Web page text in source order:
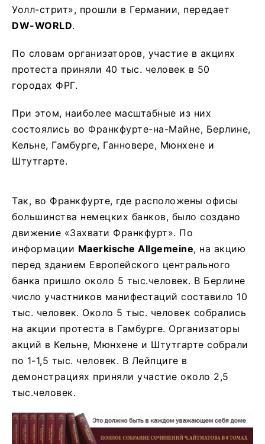
Уолл-стрит», прошли в Германии, передает
DW-WORLD.
По словам организаторов, участие в акциях
протеста приняли 40 тыс. человек в 50
городах ФРГ.
При этом, наиболее масштабные из них
состоялись во Франкфурте-на-Майне, Берлине,
Кельне, Гамбурге, Ганновере, Мюнхене и
Штутгарте.
Так, во Франкфурте, где расположены офисы
большинства немецких банков, было создано
движение «Захвати Франкфурт». По
информации Maerkische Allgemeine, на акцию
перед зданием Европейского центрального
банка пришло около 5 тыс.человек. В Берлине
число участников манифестаций составило 10
тыс. человек. Около 5 тыс. человек собрались
на акции протеста в Гамбурге. Организаторы
акций в Кельне, Мюнхене и Штутгарте собрали
по 1-1,5 тыс. человек. В Лейпциге в
демонстрациях приняли участие около 2,5
тыс.человек.